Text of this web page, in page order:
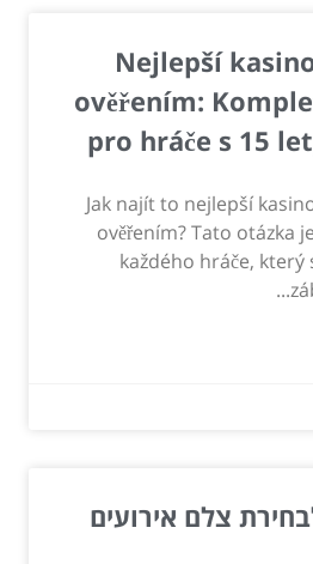
Nejlepší
ověřením:
pro hráče s 15
Jak najít to nejlepší
ověřením? Tato otázka
každého hráče, který
צלם אירועים